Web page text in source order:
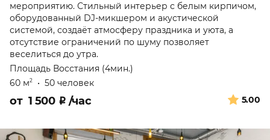
мероприятию. Стильный интерьер с белым кирпичом,
оборудованный DJ-микшером и акустической
системой, создаёт атмосферу праздника и уюта, а
отсутствие ограничений по шуму позволяет
веселиться до утра.
Площадь Восстания (4мин.)
60 м2 • 50 человек
5.00
от 1 500 ₽ /час